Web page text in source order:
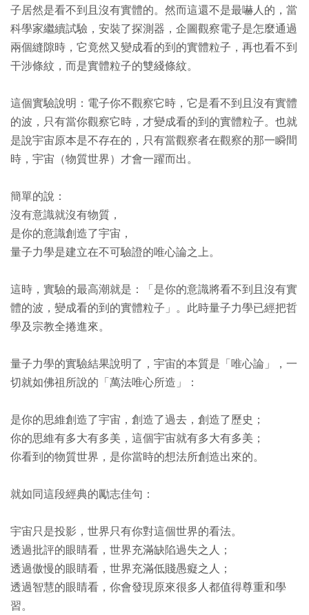
子居然是看不到且沒有實體的。然而這還不是最嚇人的，當
科學家繼續試驗，安裝了探測器，企圖觀察電子是怎麼通過
兩個縫隙時，它竟然又變成看的到的實體粒子，再也看不到
干涉條紋，而是實體粒子的雙綫條紋。
這個實驗說明：電子你不觀察它時，它是看不到且沒有實體
的波，只有當你觀察它時，才變成看的到的實體粒子。也就
是說宇宙原本是不存在的，只有當觀察者在觀察的那一瞬間
時，宇宙（物質世界）才會一躍而出。
簡單的說：
沒有意識就沒有物質，
是你的意識創造了宇宙，
量子力學是建立在不可驗證的唯心論之上。
這時，實驗的最高潮就是：「是你的意識將看不到且沒有實
體的波，變成看的到的實體粒子」。此時量子力學已經把哲
學及宗教全捲進來。
量子力學的實驗結果說明了，宇宙的本質是「唯心論」，一
切就如佛祖所說的「萬法唯心所造」：
是你的思維創造了宇宙，創造了過去，創造了歷史；
你的思維有多大有多美，這個宇宙就有多大有多美；
你看到的物質世界，是你當時的想法所創造出來的。
就如同這段經典的勵志佳句：
宇宙只是投影，世界只有你對這個世界的看法。
透過批評的眼睛看，世界充滿缺陷過失之人；
透過傲慢的眼睛看，世界充滿低賤愚癡之人；
透過智慧的眼睛看，你會發現原來很多人都值得尊重和學
習。